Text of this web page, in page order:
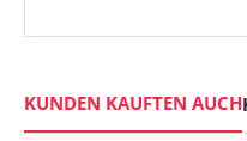
KUNDEN KAUFTEN AUCH